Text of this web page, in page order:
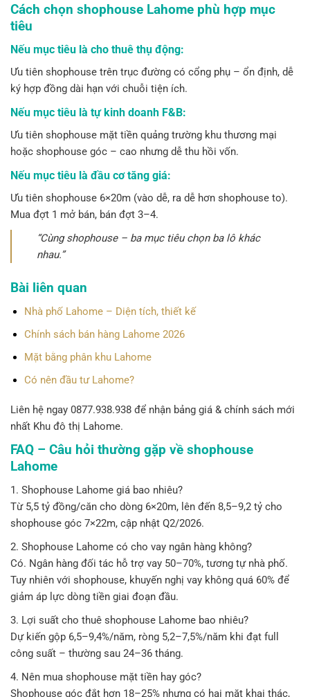
Cách chọn shophouse Lahome phù hợp mục
tiêu
Nếu mục tiêu là cho thuê thụ động:
Ưu tiên shophouse trên trục đường có cổng phụ – ổn định, dễ
ký hợp đồng dài hạn với chuỗi tiện ích.
Nếu mục tiêu là tự kinh doanh F&B:
Ưu tiên shophouse mặt tiền quảng trường khu thương mại
hoặc shophouse góc – cao nhưng dễ thu hồi vốn.
Nếu mục tiêu là đầu cơ tăng giá:
Ưu tiên shophouse 6×20m (vào dễ, ra dễ hơn shophouse to).
Mua đợt 1 mở bán, bán đợt 3–4.
“Cùng shophouse – ba mục tiêu chọn ba lô khác
nhau.”
Bài liên quan
Nhà phố Lahome – Diện tích, thiết kế
Chính sách bán hàng Lahome 2026
Mặt bằng phân khu Lahome
Có nên đầu tư Lahome?
Liên hệ ngay 0877.938.938 để nhận bảng giá & chính sách mới
nhất Khu đô thị Lahome.
FAQ – Câu hỏi thường gặp về shophouse
Lahome
1. Shophouse Lahome giá bao nhiêu?
Từ 5,5 tỷ đồng/căn cho dòng 6×20m, lên đến 8,5–9,2 tỷ cho
shophouse góc 7×22m, cập nhật Q2/2026.
2. Shophouse Lahome có cho vay ngân hàng không?
Có. Ngân hàng đối tác hỗ trợ vay 50–70%, tương tự nhà phố.
Tuy nhiên với shophouse, khuyến nghị vay không quá 60% để
giảm áp lực dòng tiền giai đoạn đầu.
3. Lợi suất cho thuê shophouse Lahome bao nhiêu?
Dự kiến gộp 6,5–9,4%/năm, ròng 5,2–7,5%/năm khi đạt full
công suất – thường sau 24–36 tháng.
4. Nên mua shophouse mặt tiền hay góc?
Shophouse góc đắt hơn 18–25% nhưng có hai mặt khai thác,